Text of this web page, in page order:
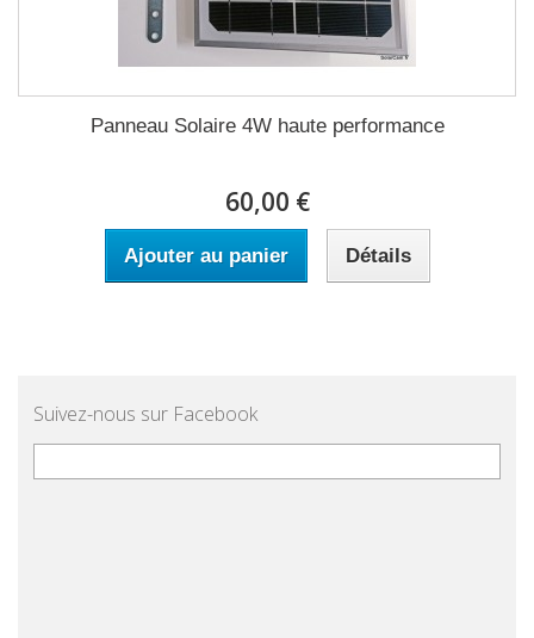
Panneau Solaire 4W haute performance
60,00 €
Ajouter au panier Détails
Suivez-nous sur Facebook